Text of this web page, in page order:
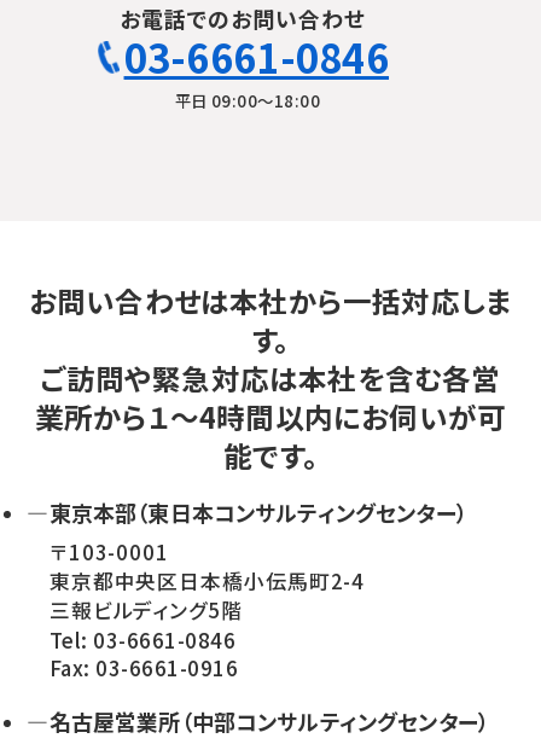
お電話でのお問い合わせ
03-6661-0846
平日 09:00〜18:00
お問い合わせは本社から一括対応しま
す。
ご訪問や緊急対応は本社を含む各営
業所から１～4時間以内にお伺いが可
能です。
—東京本部（東日本コンサルティングセンター）
〒103-0001
東京都中央区日本橋小伝馬町2-4
三報ビルディング5階
Tel: 03-6661-0846
Fax: 03-6661-0916
—名古屋営業所（中部コンサルティングセンター）